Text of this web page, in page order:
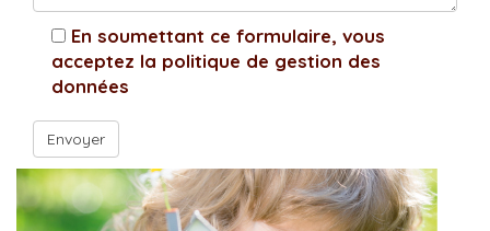
En soumettant ce formulaire, vous
acceptez la politique de gestion des
données